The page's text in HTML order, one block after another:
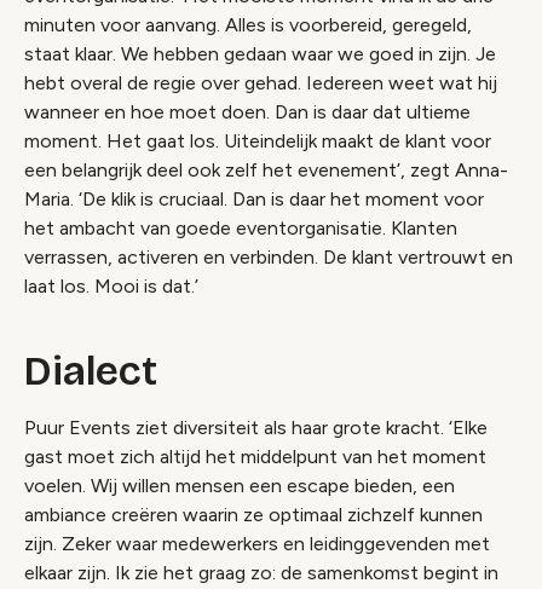
minuten voor aanvang. Alles is voorbereid, geregeld,
staat klaar. We hebben gedaan waar we goed in zijn. Je
hebt overal de regie over gehad. Iedereen weet wat hij
wanneer en hoe moet doen. Dan is daar dat ultieme
moment. Het gaat los. Uiteindelijk maakt de klant voor
een belangrijk deel ook zelf het evenement’, zegt Anna-
Maria. ‘De klik is cruciaal. Dan is daar het moment voor
het ambacht van goede eventorganisatie. Klanten
verrassen, activeren en verbinden. De klant vertrouwt en
laat los. Mooi is dat.’
Dialect
Puur Events ziet diversiteit als haar grote kracht. ‘Elke
gast moet zich altijd het middelpunt van het moment
voelen. Wij willen mensen een escape bieden, een
ambiance creëren waarin ze optimaal zichzelf kunnen
zijn. Zeker waar medewerkers en leidinggevenden met
elkaar zijn. Ik zie het graag zo: de samenkomst begint in